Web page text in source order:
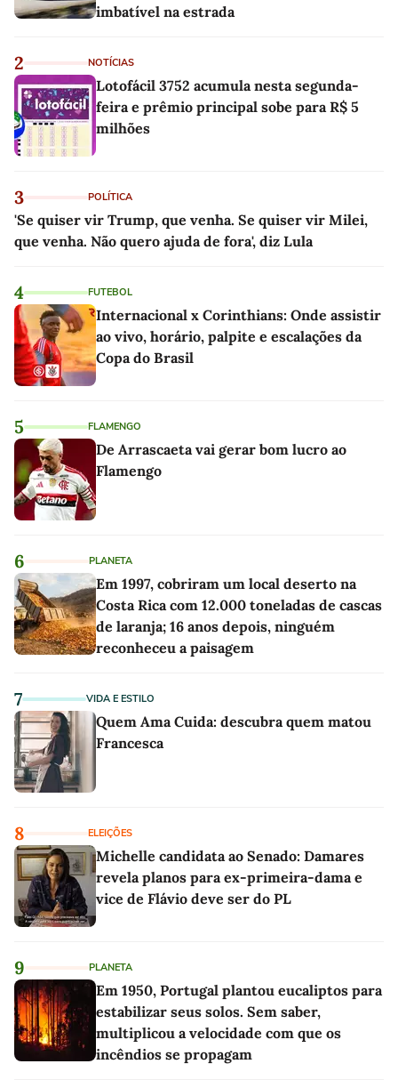
imbatível na estrada
2 NOTÍCIAS
Lotofácil 3752 acumula nesta segunda-
feira e prêmio principal sobe para R$ 5
milhões
3 POLÍTICA
'Se quiser vir Trump, que venha. Se quiser vir Milei,
que venha. Não quero ajuda de fora', diz Lula
4 FUTEBOL
Internacional x Corinthians: Onde assistir
ao vivo, horário, palpite e escalações da
Copa do Brasil
5 FLAMENGO
De Arrascaeta vai gerar bom lucro ao
Flamengo
6 PLANETA
Em 1997, cobriram um local deserto na
Costa Rica com 12.000 toneladas de cascas
de laranja; 16 anos depois, ninguém
reconheceu a paisagem
7 VIDA E ESTILO
Quem Ama Cuida: descubra quem matou
Francesca
8 ELEIÇÕES
Michelle candidata ao Senado: Damares
revela planos para ex-primeira-dama e
vice de Flávio deve ser do PL
9 PLANETA
Em 1950, Portugal plantou eucaliptos para
estabilizar seus solos. Sem saber,
multiplicou a velocidade com que os
incêndios se propagam